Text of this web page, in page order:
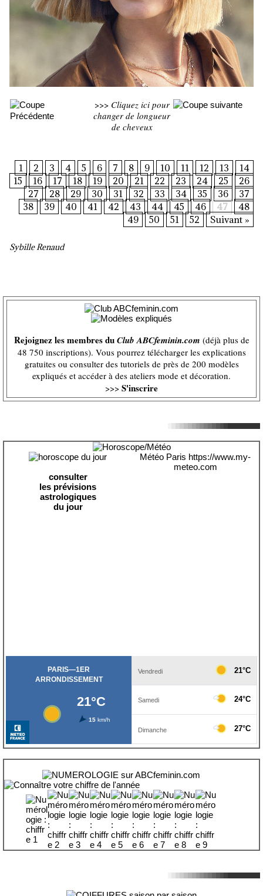
>>> Cliquez ici pour
changer de longueur
de cheveux
1 2 3 4 5 6 7 8 9 10 11 12 13
14
15
16 17 18 19 20 21 22 23 24 25
26
27
28 29 30 31 32 33 34 35 36
37
38
39 40 41 42 43 44 45 46 47
48
49
50 51 52 Suivant »
Sybille Renaud
Rejoignez les membres duClub ABCfeminin.com (déjà plus de
48 750 inscriptions). Vous pourrez télécharger les explications
gratuites ou consulter des tutoriels de près de 200 modèles
expliqués et accéder à des ateliers mode et décoration.
>>> S'inscrire
consulter
les prévisions
astrologiques
du jour
Météo Paris https://www.my-
meteo.com